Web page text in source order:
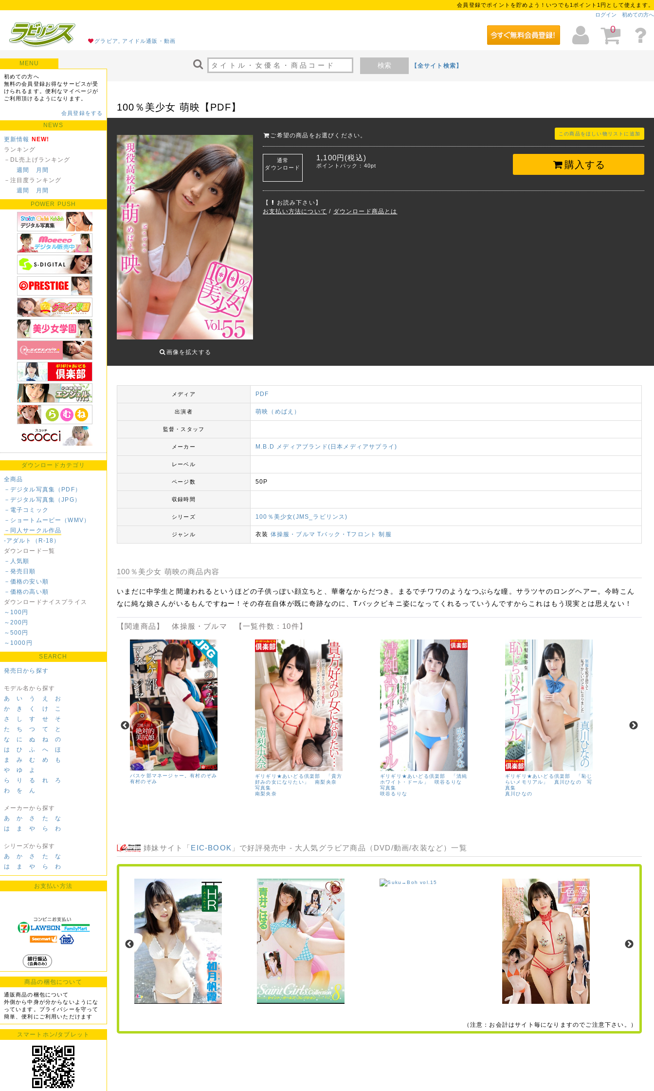
会員登録でポイントを貯めよう！いつでも1ポイント1円として使えます。
ログイン
初めての方へ
グラビア, アイドル通販・動画
0
検索 【全サイト検索】
MENU
初めての方へ
無料の会員登録お得なサービスが受
けられるます。便利なマイページが
ご利用頂けるようになります。
会員登録をする
NEWS
更新情報 NEW!
ランキング
－DL売上げランキング
週間
月間
－注目度ランキング
週間
月間
POWER PUSH
ダウンロードカテゴリ
全商品
－デジタル写真集（PDF）
－デジタル写真集（JPG）
－電子コミック
－ショートムービー（WMV）
－同人サークル作品
-アダルト（R-18）
ダウンロード一覧
－人気順
－発売日順
－価格の安い順
－価格の高い順
ダウンロードナイスプライス
～100円
～200円
～500円
～1000円
SEARCH
発売日から探す
モデル名から探す
あ
い う え
お
か
き く け
こ
さ
し す せ
そ
た
ち つ て
と
な
に ぬ ね
の
は
ひ ふ へ
ほ
ま
み む め
も
や
ゆ
よ
ら
り る れ
ろ
わ
を ん
メーカーから探す
あ
か さ た
な
は
ま や ら わ
シリーズから探す
あ
か さ た
な
は
ま や ら わ
お支払い方法
商品の梱包について
通販商品の梱包について
外側から中身が分からないようにな
っています。プライバシーを守って
簡単、便利にご利用いただけます
スマートホン/タブレット
100％美少女 萌映【PDF】
画像を拡大する
ご希望の商品をお選びください。 この商品をほしい物リストに追加
購入する
通常
ダウンロード
1,100円(税込)
ポイントバック：40pt
【
お読み下さい】
お支払い方法について / ダウンロード商品とは
メディア PDF
出演者 萌映（めばえ）
監督・スタッフ
メーカー M.B.D メディアブランド(日本メディアサプライ)
レーベル
ページ数 50P
収録時間
シリーズ 100％美少女(JMS_ラビリンス)
ジャンル 衣装 体操服・ブルマ Tバック・Tフロント 制服
100％美少女 萌映の商品内容
いまだに中学生と間違われるというほどの子供っぽい顔立ちと、華奢なからだつき。まるでチワワのようなつぶらな瞳。サラツヤのロングヘアー。今時こん
なに純な娘さんがいるもんですねー！その存在自体が既に奇跡なのに、Tバックビキニ姿になってくれるっていうんですからこれはもう現実とは思えない！
【関連商品】 体操服・ブルマ 【一覧件数：10件】
合あすな
河合あすな
バスケ部マネージャー。有村のぞみ
有村のぞみ
ギリギリ★あいどる倶楽部 「貴方
好みの女になりたい」 南梨央奈
写真集
南梨央奈
ギリギリ★あいどる倶楽部 「清純
ホワイト・ドール」 咲谷るりな
写真集
咲谷るりな
ギリギリ★あいどる倶楽部 「恥じ
らいメモリアル」 真川ひなの 写
真集
真川ひなの
姉妹サイト「EIC-BOOK 」で好評発売中 - 大人気グラビア商品（DVD/動画/衣装など）一覧
（注意：お会計はサイト毎になりますのでご注意下さい。）